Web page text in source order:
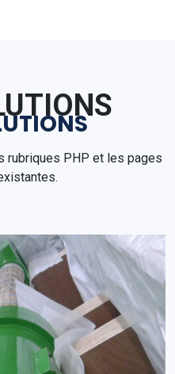
rubriques PHP et les pages